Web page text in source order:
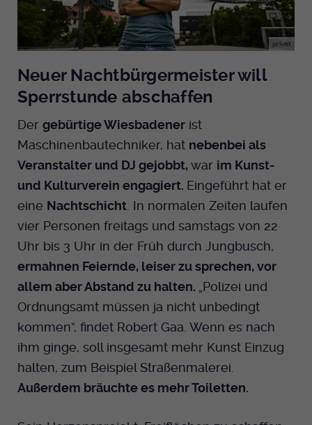
privat
Neuer Nachtbürgermeister will
Sperrstunde abschaffen
Der gebürtige Wiesbadener ist
Maschinenbautechniker, hat nebenbei als
Veranstalter und DJ gejobbt, war im Kunst-
und Kulturverein engagiert. Eingeführt hat er
eine Nachtschicht. In normalen Zeiten laufen
vier Personen freitags und samstags von 22
Uhr bis 3 Uhr in der Früh durch Jungbusch,
ermahnen Feiernde, leiser zu sprechen, vor
allem aber Abstand zu halten. „Polizei und
Ordnungsamt müssen ja nicht unbedingt
kommen“, findet Robert Gaa. Wenn es nach
ihm ginge, soll insgesamt mehr Kunst Einzug
halten, zum Beispiel Straßenmalerei.
Außerdem bräuchte es mehr Toiletten.